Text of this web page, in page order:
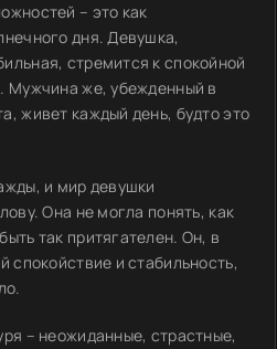
– это как
дня. Девушка,
стремится к спокойной
Мужчина же, убежденный в
живет каждый день, будто это
и мир девушки
Она не могла понять, как
так притягателен. Он, в
спокойствие и стабильность,
– неожиданные, страстные,